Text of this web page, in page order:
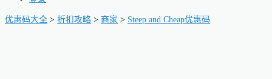
优惠码大全 > 折扣攻略 > 商家 > Steep and Cheap优惠码